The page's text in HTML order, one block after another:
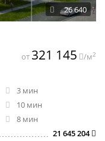
26 640
3 мин
10 мин
8 мин
21 645 204
от 321 145 /м2